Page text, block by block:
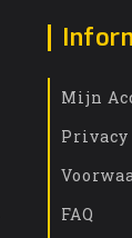
Mijn
FAQ